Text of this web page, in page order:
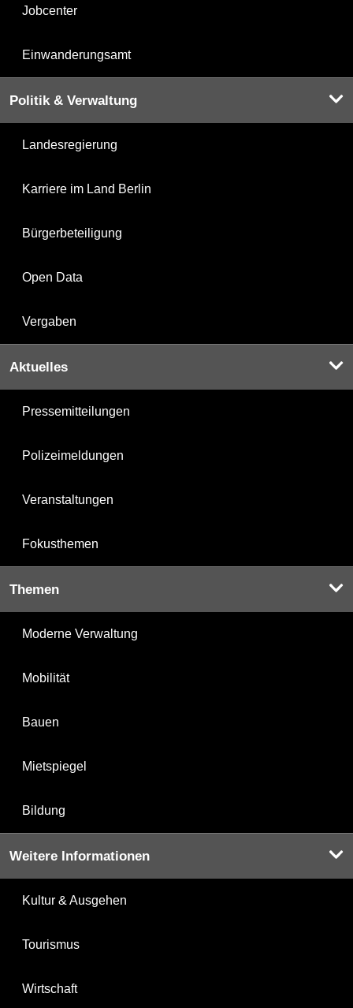
Jobcenter
Einwanderungsamt
Politik & Verwaltung
Landesregierung
Karriere im Land Berlin
Bürgerbeteiligung
Open Data
Vergaben
Aktuelles
Pressemitteilungen
Polizeimeldungen
Veranstaltungen
Fokusthemen
Themen
Moderne Verwaltung
Mobilität
Bauen
Mietspiegel
Bildung
Weitere Informationen
Kultur & Ausgehen
Tourismus
Wirtschaft